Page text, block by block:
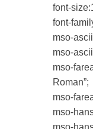
font-
font-
mso-
mso-
mso-
Roman”;
mso-
mso-
mso-